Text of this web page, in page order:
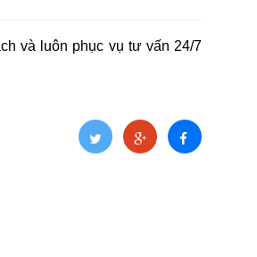
và luôn phục vụ tư vấn 24/7